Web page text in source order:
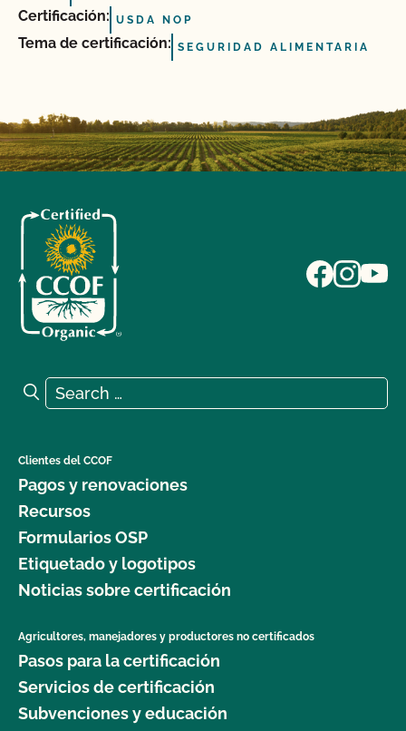
Certificación: USDA NOP
Tema de certificación: SEGURIDAD ALIMENTARIA
Search for:
Search
Clientes del CCOF
Pagos y renovaciones
Recursos
Formularios OSP
Etiquetado y logotipos
Noticias sobre certificación
Agricultores, manejadores y productores no certificados
Pasos para la certificación
Servicios de certificación
Subvenciones y educación